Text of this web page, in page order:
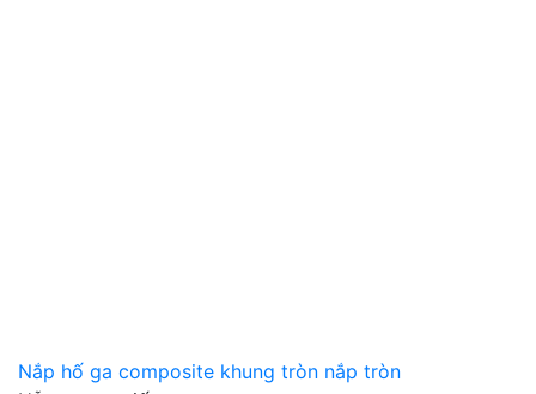
Nắp hố ga composite khung tròn nắp tròn